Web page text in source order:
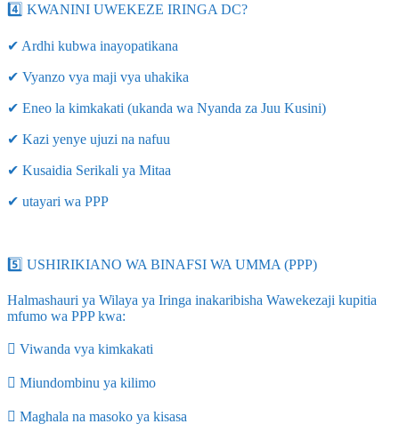
4️⃣ KWANINI UWEKEZE IRINGA DC?
✔ Ardhi kubwa inayopatikana
✔ Vyanzo vya maji vya uhakika
✔ Eneo la kimkakati (ukanda wa Nyanda za Juu Kusini)
✔ Kazi yenye ujuzi na nafuu
✔ Kusaidia Serikali ya Mitaa
✔ utayari wa PPP
5️⃣ USHIRIKIANO WA BINAFSI WA UMMA (PPP)
Halmashauri ya Wilaya ya Iringa inakaribisha Wawekezaji kupitia
mfumo wa PPP kwa:
 Viwanda vya kimkakati
 Miundombinu ya kilimo
 Maghala na masoko ya kisasa